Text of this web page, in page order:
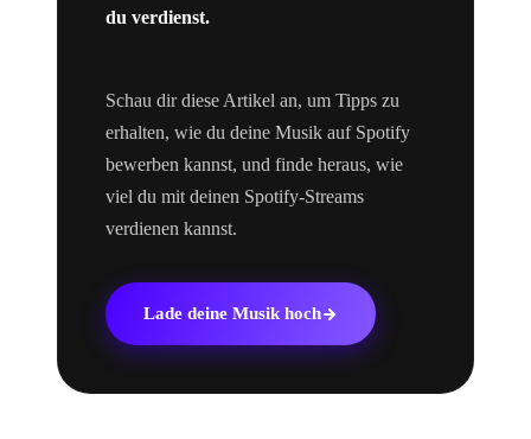
du verdienst.
Schau dir diese Artikel an, um Tipps zu
erhalten, wie du deine Musik auf Spotify
bewerben kannst, und finde heraus, wie
viel du mit deinen Spotify-Streams
verdienen kannst.
Lade deine Musik hoch